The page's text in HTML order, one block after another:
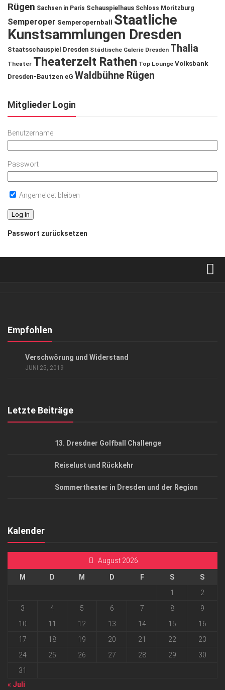
Rügen Sachsen in Paris Schauspielhaus Schloss Moritzburg
Semperoper Semperopernball
Staatliche
Kunstsammlungen Dresden
Staatsschauspiel Dresden Städtische Galerie Dresden Thalia
Theater Theaterzelt Rathen Top Lounge Volksbank
Dresden-Bautzen eG Waldbühne Rügen
Mitglieder Login
Benutzername
Passwort
Angemeldet bleiben
Passwort zurücksetzen
Kontakt, Impressum
Empfohlen
Verschwörung und Widerstand
JUNI 25, 2019
Letzte Beiträge
13. Dresdner Golfball Challenge
Reiselust und Rückkehr
Sommertheater in Dresden und der Region
Kalender
August 2026
M D M D F S
S
1
2
3
4 5 6 7 8
9
10
11 12 13 14 15
16
17
18 19 20 21 22
23
24
25 26 27 28 29
30
31
« Juli